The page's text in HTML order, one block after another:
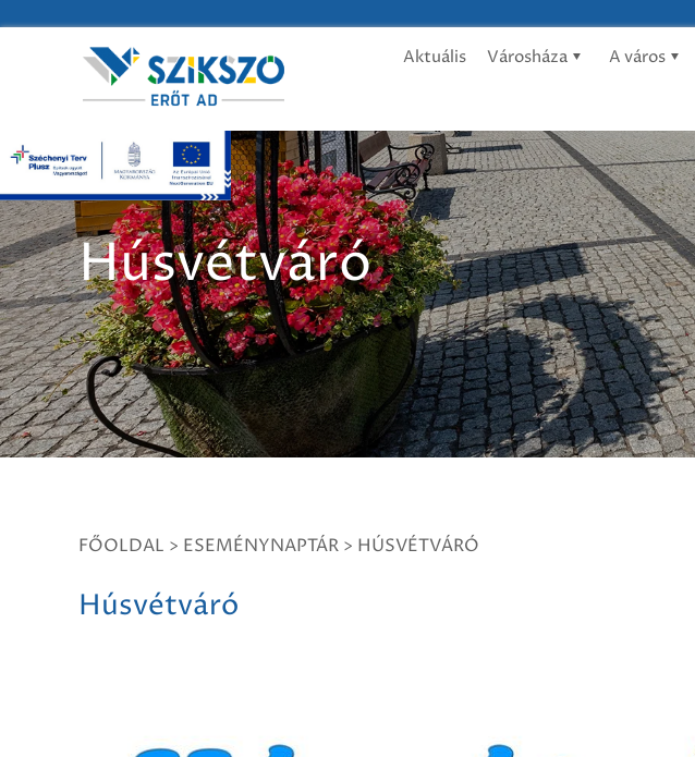
Aktuális Városháza A város
Húsvétváró
FŐOLDAL > ESEMÉNYNAPTÁR > HÚSVÉTVÁRÓ
Húsvétváró